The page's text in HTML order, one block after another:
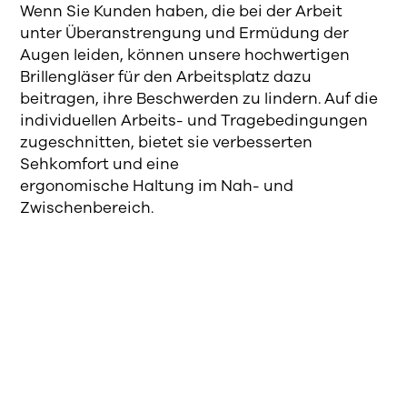
Wenn Sie Kunden haben, die bei der Arbeit
unter Überanstrengung und Ermüdung der
Augen leiden, können unsere hochwertigen
Brillengläser für den Arbeitsplatz dazu
beitragen, ihre Beschwerden zu lindern. Auf die
individuellen Arbeits- und Tragebedingungen
zugeschnitten, bietet sie verbesserten
Sehkomfort und eine
ergonomische Haltung im Nah- und
Zwischenbereich.